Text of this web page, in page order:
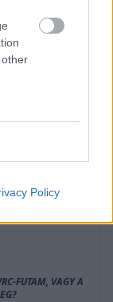
Policy
FUTAM, VAGY A